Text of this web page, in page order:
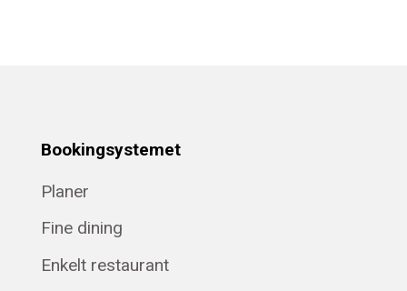
Bookingsystemet
Planer
Fine dining
Enkelt restaurant